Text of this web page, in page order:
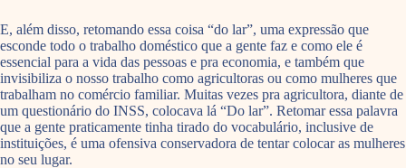
E, além disso, retomando essa coisa “do lar”, uma expressão que
esconde todo o trabalho doméstico que a gente faz e como ele é
essencial para a vida das pessoas e pra economia, e também que
invisibiliza o nosso trabalho como agricultoras ou como mulheres que
trabalham no comércio familiar. Muitas vezes pra agricultora, diante de
um questionário do INSS, colocava lá “Do lar”. Retomar essa palavra
que a gente praticamente tinha tirado do vocabulário, inclusive de
instituições, é uma ofensiva conservadora de tentar colocar as mulheres
no seu lugar.